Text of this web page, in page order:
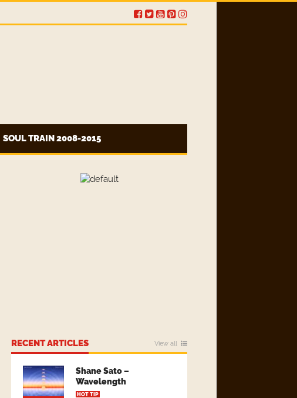
SOUL TRAIN 2008-2015
RECENT ARTICLES View all
Shane Sato –
Wavelength
HOT TIP